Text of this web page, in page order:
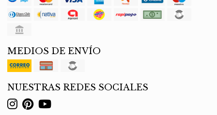
MEDIOS DE ENVÍO
NUESTRAS REDES SOCIALES